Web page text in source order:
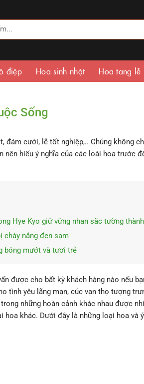
điệp Hoa sinh nhật Hoa tang lễ
Sống
đám cưới, lễ tốt nghiệp,.. Chúng không
nên hiểu ý nghĩa của các loài hoa trước
Hye Kyo giữ vững nhan sắc tường thành
cháy nắng đen sạm
bóng mướt và tươi trẻ
được cho bất kỳ khách hàng nào nếu
tình yêu lãng mạn, cúc vạn thọ tượng
những hoàn cảnh khác nhau được
khác. Dưới đây là những loại hoa và